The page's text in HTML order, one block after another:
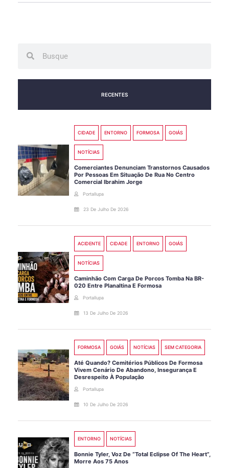
RECENTES
CIDADE ENTORNO FORMOSA GOIÁS
NOTÍCIAS
Comerciantes Denunciam Transtornos Causados
Por Pessoas Em Situação De Rua No Centro
Comercial Ibrahim Jorge
Portallupa
23 De Julho De 2026
ACIDENTE CIDADE ENTORNO GOIÁS
NOTÍCIAS
Caminhão Com Carga De Porcos Tomba Na BR-
020 Entre Planaltina E Formosa
Portallupa
13 De Julho De 2026
FORMOSA GOIÁS NOTÍCIAS SEM CATEGORIA
Até Quando? Cemitérios Públicos De Formosa
Vivem Cenário De Abandono, Insegurança E
Desrespeito À População
Portallupa
10 De Julho De 2026
ENTORNO NOTÍCIAS
Bonnie Tyler, Voz De “Total Eclipse Of The Heart”,
Morre Aos 75 Anos